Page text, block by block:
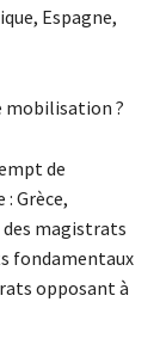
Espagne,
mobilisation ?
de
Grèce,
magistrats
fondamentaux
opposant à